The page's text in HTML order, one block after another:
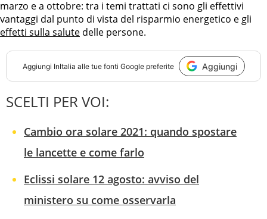
marzo e a ottobre: tra i temi trattati ci sono gli effettivi
vantaggi dal punto di vista del risparmio energetico e gli
effetti sulla salute delle persone.
Aggiungi InItalia alle tue fonti Google preferite Aggiungi
SCELTI PER VOI:
Cambio ora solare 2021: quando spostare
le lancette e come farlo
Eclissi solare 12 agosto: avviso del
ministero su come osservarla